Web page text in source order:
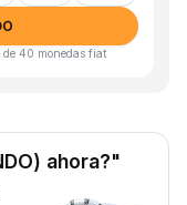
de 40 monedas fiat
ahora?"